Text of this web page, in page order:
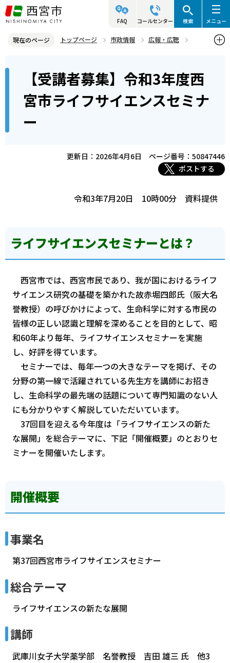
こ
の
ジ
す
FAQ コールセンター 検索 メニュー
現在のページ トップページ 市政情報
広報・広聴
【受講者募集】令和3年度西宮市ライフサイエンスセミナー
ら
【受講者募集】令和3年度西
宮市ライフサイエンスセミナ
ー
更新日：2026年4月6日
ページ番号：50847446
ポストする
令和3年7月20日 10時00分 資料提供
ライフサイエンスセミナーとは？
西宮市では、西宮市民であり、我が国におけるライフ
サイエンス研究の基礎を築かれた故赤堀四郎氏（阪大名
誉教授）の呼びかけによって、生命科学に対する市民の
皆様の正しい認識と理解を深めることを目的として、昭
和60年より毎年、ライフサイエンスセミナーを実施
し、好評を得ています。
セミナーでは、毎年一つの大きなテーマを掲げ、その
分野の第一線で活躍されている先生方を講師にお招き
し、生命科学の最先端の話題について専門知識のない人
にも分かりやすく解説していただいています。
37回目を迎える今年度は「ライフサイエンスの新た
な展開」を総合テーマに、下記「開催概要」のとおりセ
ミナーを開催いたします。
開催概要
事業名
第37回西宮市ライフサイエンスセミナー
総合テーマ
ライフサイエンスの新たな展開
講師
武庫川女子大学薬学部 名誉教授 吉田 雄三 氏 他3